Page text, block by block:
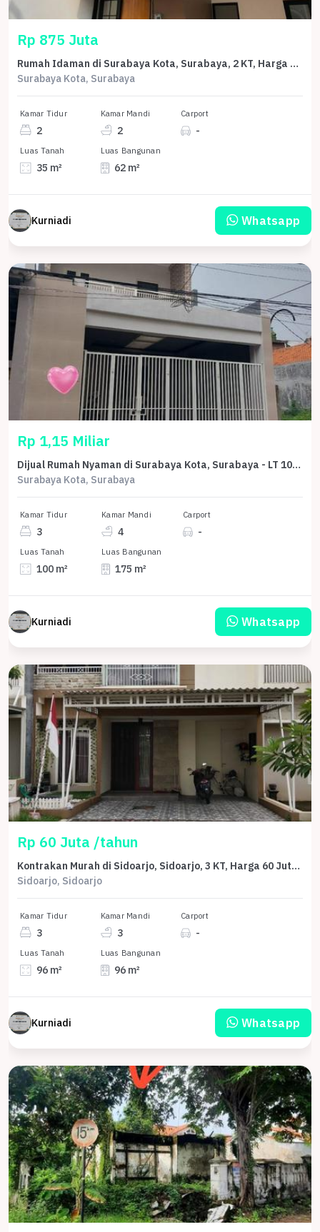
Rp 875 Juta
Rumah Idaman di Surabaya Kota, Surabaya, 2 KT, Harga 875 Juta
Surabaya Kota, Surabaya
Kamar Tidur
2
Kamar Mandi
2
Carport
-
Luas Tanah
35 m²
Luas Bangunan
62 m²
Kurniadi Whatsapp
Rp 1,15 Miliar
Dijual Rumah Nyaman di Surabaya Kota, Surabaya - LT 100m²
Surabaya Kota, Surabaya
Kamar Tidur
3
Kamar Mandi
4
Carport
-
Luas Tanah
100 m²
Luas Bangunan
175 m²
Kurniadi Whatsapp
Rp 60 Juta /tahun
Kontrakan Murah di Sidoarjo, Sidoarjo, 3 KT, Harga 60 Juta /tahun
Sidoarjo, Sidoarjo
Kamar Tidur
3
Kamar Mandi
3
Carport
-
Luas Tanah
96 m²
Luas Bangunan
96 m²
Kurniadi Whatsapp